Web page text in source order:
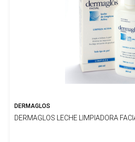
DERMAGLOS
DERMAGLOS LECHE LIMPIADORA